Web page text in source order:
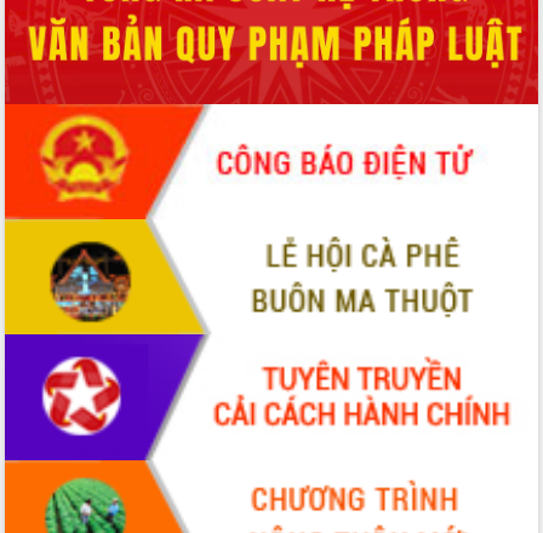
phá cơ chế - Hợp tác công tư
Đề án 06 tạo bước ngoặt đột phá trong
cải cách hành chính tỉnh Đắk Lắk
Kết nối tour, đẩy mạnh chuyển đổi số
để phát triển du lịch Đắk Lắk
Khởi động Dự án Đầu tư xây dựng hạ
tầng kỹ thuật Cụm công nghiệp Tân
Gặp mặt các cơ quan báo chí nhân Kỷ
niệm 101 năm Ngày Báo chí Cách
mạng Việt Nam
Đắk Lắk sơ kết 4 năm triển khai thực
hiện Đề án 06 của Chính phủ
Họp báo thông tin về Hội nghị Công bố
Quy hoạch và Xúc tiến đầu tư tỉnh Đắk
Lắk
Khơi thông điểm nghẽn, đẩy nhanh
giải ngân vốn khắc phục thiên tai
HĐND tỉnh thông qua điều chỉnh Quy
hoạch tỉnh thời kỳ 2021-2030